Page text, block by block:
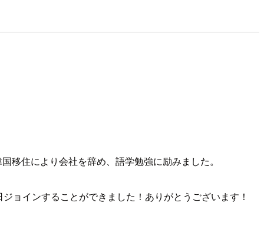
住により会社を辞め、語学勉強に励みました。
ョインすることができました！ありがとうございます！